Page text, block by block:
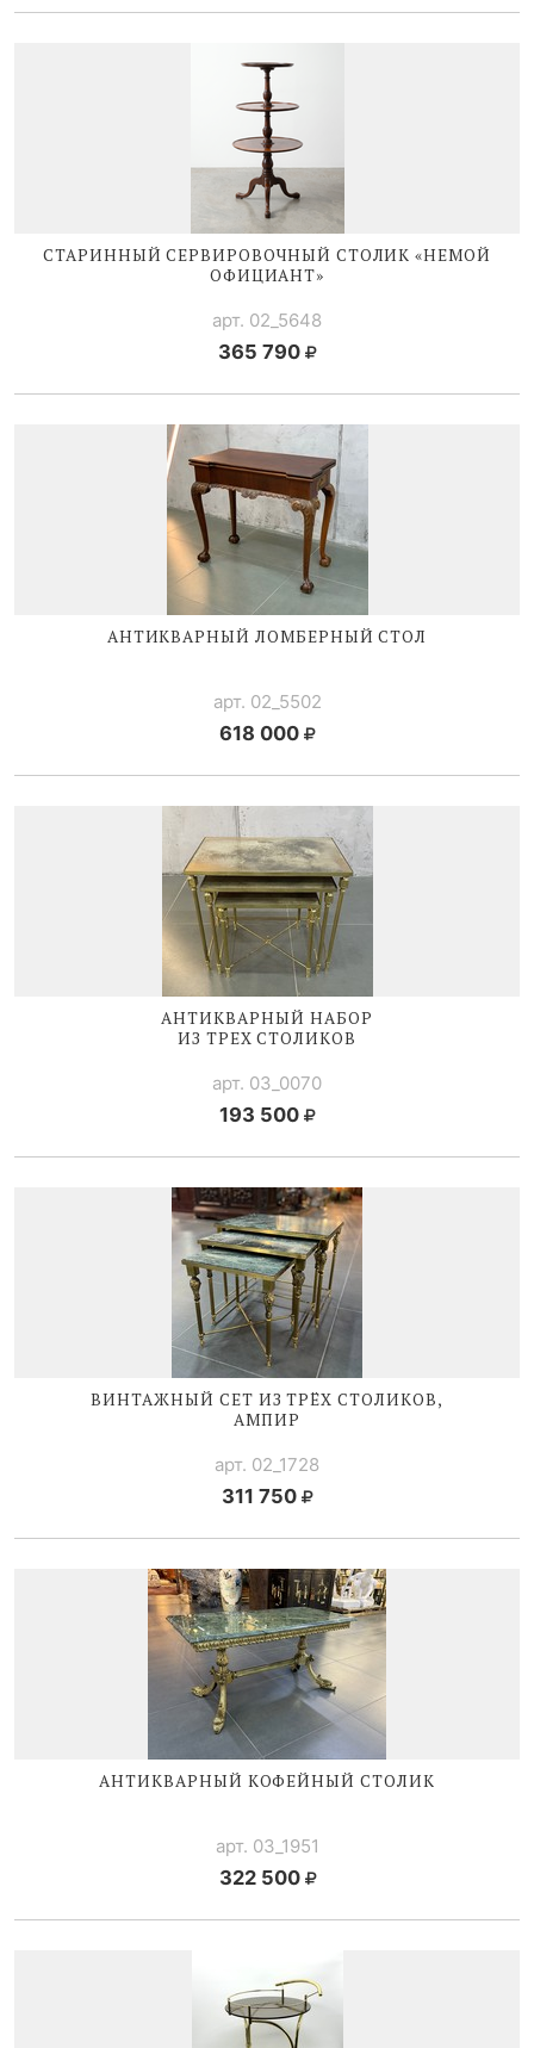
СТАРИННЫЙ СЕРВИРОВОЧНЫЙ СТОЛИК «НЕМОЙ
ОФИЦИАНТ»
арт. 02_5648
365 790
АНТИКВАРНЫЙ ЛОМБЕРНЫЙ СТОЛ
арт. 02_5502
618 000
АНТИКВАРНЫЙ НАБОР
ИЗ ТРЕХ СТОЛИКОВ
арт. 03_0070
193 500
ВИНТАЖНЫЙ СЕТ ИЗ ТРЁХ СТОЛИКОВ,
АМПИР
арт. 02_1728
311 750
АНТИКВАРНЫЙ КОФЕЙНЫЙ СТОЛИК
арт. 03_1951
322 500